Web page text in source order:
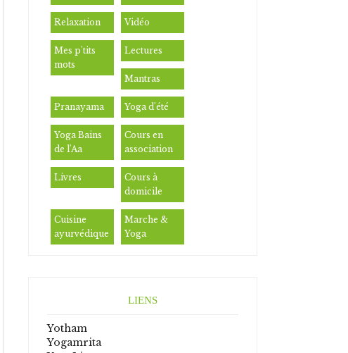
Relaxation Vidéo
Mes p'tits
mots
Lectures
Mantras
Pranayama Yoga d'été
Yoga Bains
de l'Aa
Cours en
association
Livres
Cours à
domicile
Cuisine
ayurvédique
Marche &
Yoga
LIENS
Yotham
Yogamrita